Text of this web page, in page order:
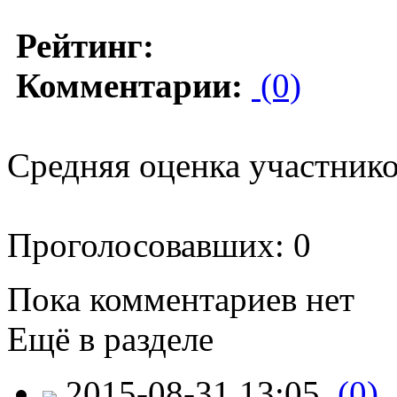
Рейтинг:
Комментарии: (0)
Средняя оценка
Проголосовавших: 0
Пока комментариев нет
Ещё в разделе